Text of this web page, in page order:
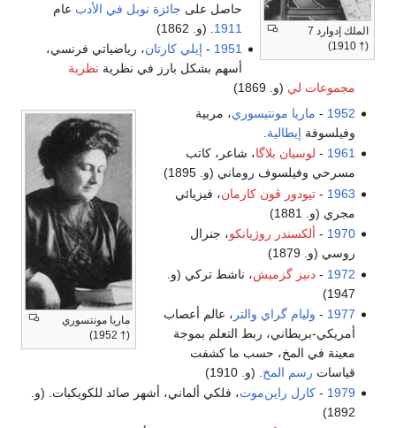
الملك إدوارد 7
(† 1910)
حاصل على جائزة نوبل في الأدب عام
1911 . (و. 1862)
1951
- إيلي كارتان، رياضياتي فرنسي،
أسهم بشكل بارز في نظرية نظرية
مجموعات لي (و. 1869)
ماريا مونتسوري
(† 1952)
1952
- ماريا مونتيسوري، مربية
وفيلسوفة إيطالية
1961
- لوسيان بلاگا، شاعر، كاتب
مسرحي وفيلسوف روماني (و. 1895)
1963
-تيودور ڤون كارمان، فيزيائي
مجري (و. 1881)
1970
- ألكسندر روژيانكو، جنرال
روسي (و. 1879)
1972
-دنيز گزميش، ناشط تركي (و.
1947)
1977
- وليام گراي والتر ، عالم أعصاب
أمريكي-بريطاني، ربط التعلم بموجة
معينة في المخ، حسب ما كشفت
قياسات رسم المخ . (و. 1910)
1979
-كارل راين‌موت، فلكي ألماني، أشهر صائد للكويكبات. (و.
1892)